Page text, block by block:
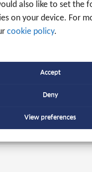
also like to set the
on your device. For
cookie policy.
Accept
Deny
View preferences
Trace voor uw